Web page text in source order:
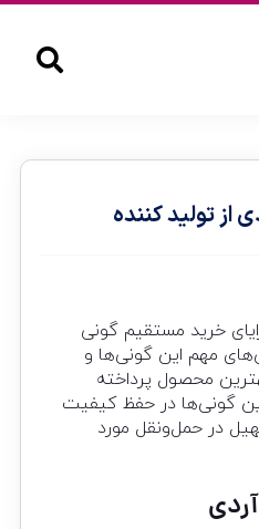
از تولید کننده
خرید مستقیم گونی
مهم این گونی‌ها و
محصول پرداخته
گونی‌ها در حفظ کیفیت
در حمل‌ونقل مورد